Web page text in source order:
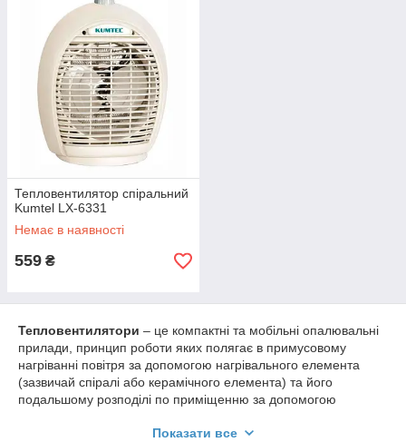
Тепловентилятор спіральний
Kumtel LX-6331
Немає в наявності
559 ₴
Тепловентилятори – це компактні та мобільні опалювальні
прилади, принцип роботи яких полягає в примусовому
нагріванні повітря за допомогою нагрівального елемента
(зазвичай спіралі або керамічного елемента) та його
подальшому розподілі по приміщенню за допомогою
швидкий обігрів невеликих приміщень або локальних зон.
Показати все